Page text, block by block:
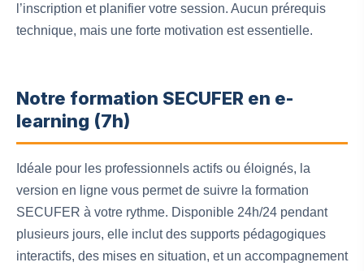
l’inscription et planifier votre session. Aucun prérequis
technique, mais une forte motivation est essentielle.
Notre formation SECUFER en e-
learning (7h)
Idéale pour les professionnels actifs ou éloignés, la
version en ligne vous permet de suivre la formation
SECUFER à votre rythme. Disponible 24h/24 pendant
plusieurs jours, elle inclut des supports pédagogiques
interactifs, des mises en situation, et un accompagnement